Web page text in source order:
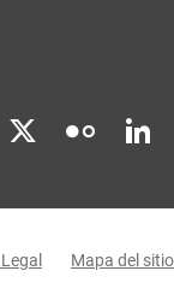
Mapa del sitio